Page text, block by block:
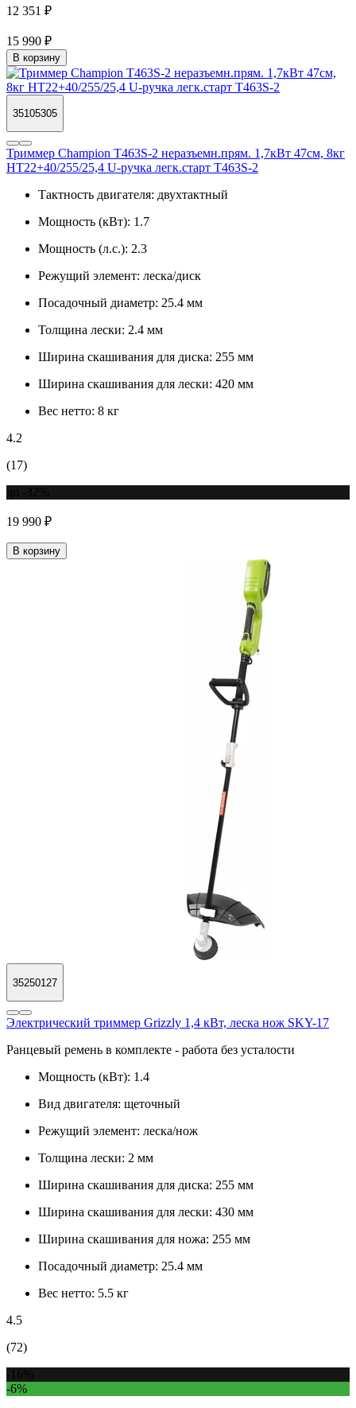
12 351 ₽
15 990 ₽
В корзину
35105305
Триммер Champion Т463S-2 неразъемн.прям. 1,7кВт 47см, 8кг
HT22+40/255/25,4 U-ручка легк.старт T463S-2
Тактность двигателя: двухтактный
Мощность (кВт): 1.7
Мощность (л.с.): 2.3
Режущий элемент: леска/диск
Посадочный диаметр: 25.4 мм
Толщина лески: 2.4 мм
Ширина скашивания для диска: 255 мм
Ширина скашивания для лески: 420 мм
Вес нетто: 8 кг
4.2
(17)
19 990 ₽
В корзину
35250127
Электрический триммер Grizzly 1,4 кВт, леска нож SKY-17
Ранцевый ремень в комплекте - работа без усталости
Мощность (кВт): 1.4
Вид двигателя: щеточный
Режущий элемент: леска/нож
Толщина лески: 2 мм
Ширина скашивания для диска: 255 мм
Ширина скашивания для лески: 430 мм
Ширина скашивания для ножа: 255 мм
Посадочный диаметр: 25.4 мм
Вес нетто: 5.5 кг
4.5
(72)
-6%